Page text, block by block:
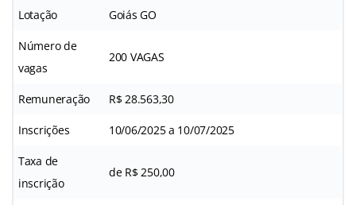
Lotação Goiás GO
Número de
vagas
200 VAGAS
Remuneração R$ 28.563,30
Inscrições 10/06/2025 a 10/07/2025
Taxa de
inscrição
de R$ 250,00